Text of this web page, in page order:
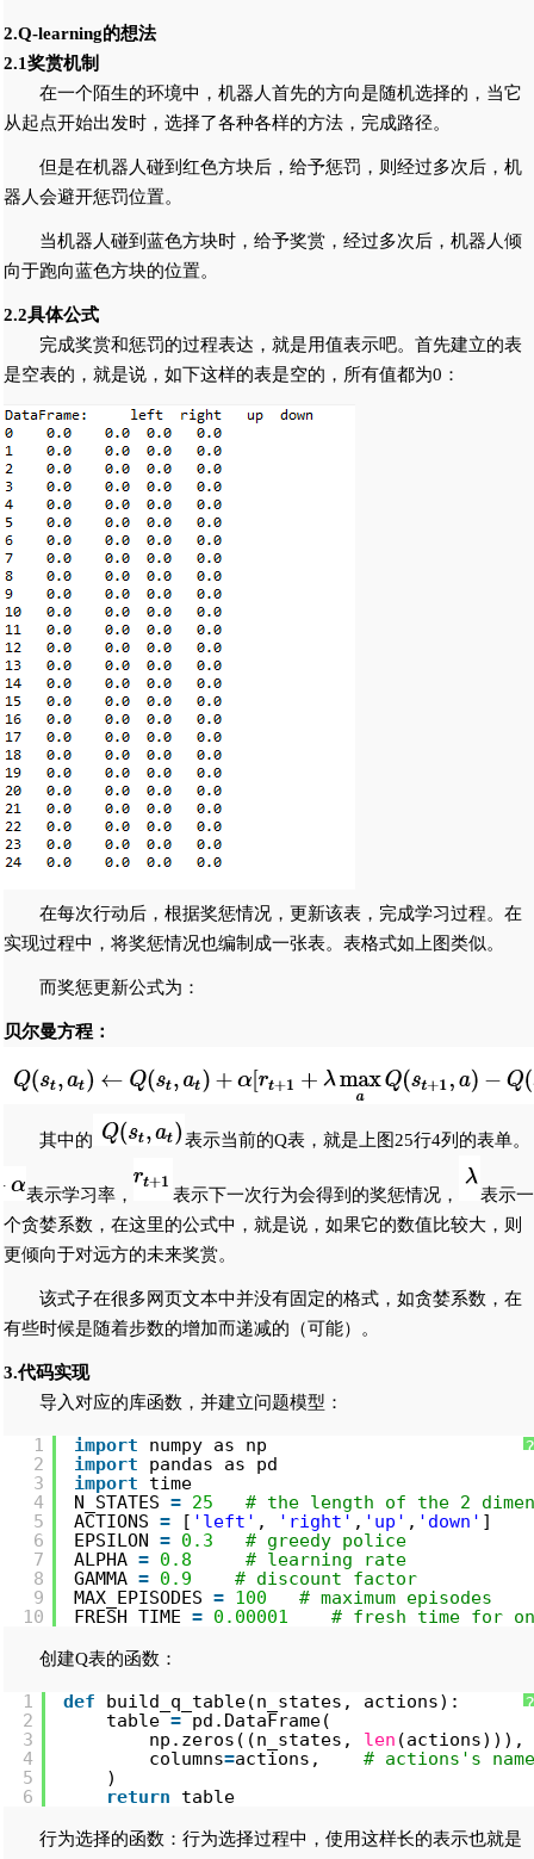
2.Q-learning的想法
2.1奖赏机制
在一个陌生的环境中，机器人首先的方向是随机选择的，当它
从起点开始出发时，选择了各种各样的方法，完成路径。
但是在机器人碰到红色方块后，给予惩罚，则经过多次后，机
器人会避开惩罚位置。
当机器人碰到蓝色方块时，给予奖赏，经过多次后，机器人倾
向于跑向蓝色方块的位置。
2.2具体公式
完成奖赏和惩罚的过程表达，就是用值表示吧。首先建立的表
是空表的，就是说，如下这样的表是空的，所有值都为0：
在每次行动后，根据奖惩情况，更新该表，完成学习过程。在
实现过程中，将奖惩情况也编制成一张表。表格式如上图类似。
而奖惩更新公式为：
贝尔曼方程：
其中的 表示当前的Q表，就是上图25行4列的表单。
表示学习率， 表示下一次行为会得到的奖惩情况，
表示一
个贪婪系数，在这里的公式中，就是说，如果它的数值比较大，则
更倾向于对远方的未来奖赏。
该式子在很多网页文本中并没有固定的格式，如贪婪系数，在
有些时候是随着步数的增加而递减的（可能）。
3.代码实现
导入对应的库函数，并建立问题模型：
?
1
2
3
4
5
6
7
8
9
10
import
numpy as np
import
pandas as pd
import
time
N_STATES = 25
# the length of the 2
ACTIONS = [ 'left' , 'right' , 'up' , 'down'
EPSILON = 0.3
# greedy police
ALPHA = 0.8
# learning rate
GAMMA = 0.9
# discount factor
MAX_EPISODES = 100
# maximum episodes
FRESH_TIME = 0.00001 # fresh time for
创建Q表的函数：
?
1
2
3
4
5
6
def
build_q_table(n_states, actions):
table = pd.DataFrame(
np.zeros((n_states, len
columns=actions, # actions's name
)
return
table
行为选择的函数：行为选择过程中，使用这样长的表示也就是